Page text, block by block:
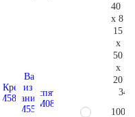
40
x 8
15
x
50
x
20
100